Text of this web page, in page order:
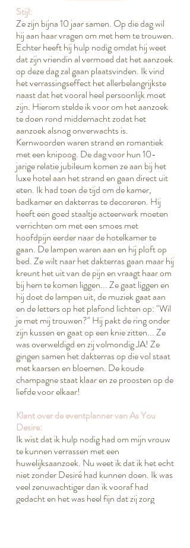
Stijl:
Ze zijn bijna 10 jaar samen. Op die dag wil
hij aan haar vragen om met hem te trouwen.
Echter heeft hij hulp nodig omdat hij weet
dat zijn vriendin al vermoed dat het aanzoek
op deze dag zal gaan plaatsvinden. Ik vind
het verrassingseffect het allerbelangrijkste
naast dat het vooral heel persoonlijk moet
zijn. Hierom stelde ik voor om het aanzoek
te doen rond middernacht zodat het
aanzoek alsnog onverwachts is.
Kernwoorden waren strand en romantiek
met een knipoog. De dag voor hun 10-
jarige relatie jubileum komen ze aan bij het
luxe hotel aan het strand en gaan direct uit
eten. Ik had toen de tijd om de kamer,
badkamer en dakterras te decoreren. Hij
heeft een goed staaltje acteerwerk moeten
verrichten om met een smoes met
hoofdpijn eerder naar de hotelkamer te
gaan. De lampen waren aan en hij ploft op
bed. Ze wilt naar het dakterras gaan maar hij
kreunt het uit van de pijn en vraagt haar om
bij hem te komen liggen... Ze gaat liggen en
hij doet de lampen uit, de muziek gaat aan
en de letters op het plafond lichten op: "Wil
je met mij trouwen?" Hij pakt de ring onder
zijn kussen en gaat op een knie zitten... Ze
was overweldigd en zij volmondig JA! Ze
gingen samen het dakterras op die vol staat
met kaarsen en bloemen. De koude
champagne staat klaar en ze proosten op de
liefde voor elkaar!
Klant over de eventplanner van As You
Desire:
Ik wist dat ik hulp nodig had om mijn vrouw
te kunnen verrassen met een
huwelijksaanzoek. Nu weet ik dat ik het echt
niet zonder Desiré had kunnen doen. Ik was
veel zenuwachtiger dan ik vooraf had
gedacht en het was heel fijn dat zij zorg